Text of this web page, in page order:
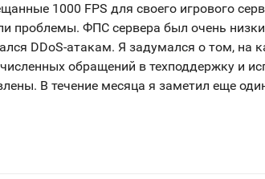
1000 FPS для своего игрового
проблемы. ФПС сервера был очень
DDoS-атакам. Я задумался о том, на
обращений в техподдержку и
В течение месяца я заметил еще